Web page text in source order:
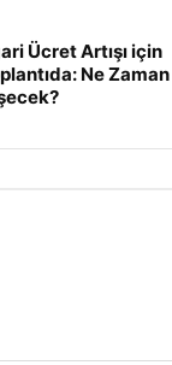
Ücret Artışı için
Ne Zaman